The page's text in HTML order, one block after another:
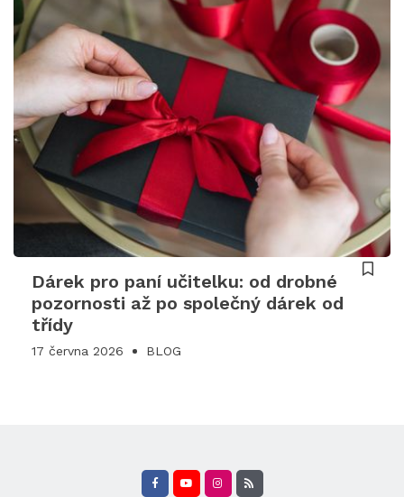
Dárek pro paní učitelku: od drobné
pozornosti až po společný dárek od
třídy
17 června 2026 BLOG